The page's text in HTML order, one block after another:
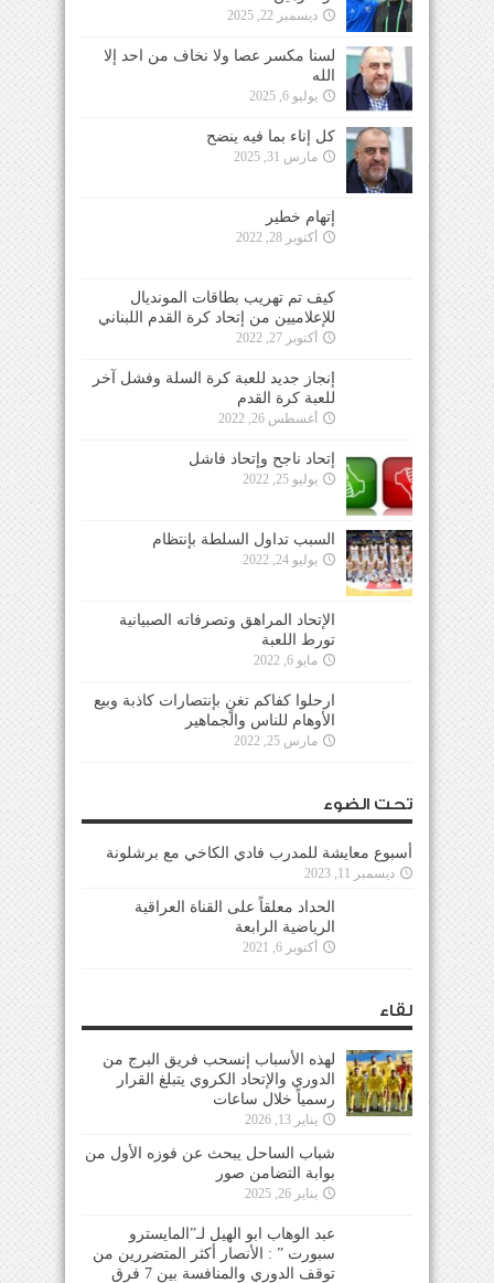
ديسمبر 22, 2025
لسنا مكسر عصا ولا نخاف من احد إلا
الله
يوليو 6, 2025
كل إناء بما فيه ينضح
مارس 31, 2025
إتهام خطير
أكتوبر 28, 2022
كيف تم تهريب بطاقات المونديال
للإعلاميين من إتحاد كرة القدم اللبناني
أكتوبر 27, 2022
إنجاز جديد للعبة كرة السلة وفشل آخر
للعبة كرة القدم
أغسطس 26, 2022
إتحاد ناجح وإتحاد فاشل
يوليو 25, 2022
السبب تداول السلطة بإنتظام
يوليو 24, 2022
الإتحاد المراهق وتصرفاته الصبيانية
تورط اللعبة
مايو 6, 2022
ارحلوا كفاكم تغنٍ بإنتصارات كاذبة وبيع
الأوهام للناس والجماهير
مارس 25, 2022
تحت الضوء
أسبوع معايشة للمدرب فادي الكاخي مع برشلونة
ديسمبر 11, 2023
الحداد معلقاً على القناة العراقية
الرياضية الرابعة
أكتوبر 6, 2021
لقاء
لهذه الأسباب إنسحب فريق البرج من
الدوري والإتحاد الكروي يتبلغ القرار
رسمياً خلال ساعات
يناير 13, 2026
شباب الساحل يبحث عن فوزه الأول من
بوابة التضامن صور
يناير 26, 2025
عبد الوهاب ابو الهيل لـ”المايسترو
سبورت ” : الأنصار أكثر المتضررين من
توقف الدوري والمنافسة بين 7 فرق